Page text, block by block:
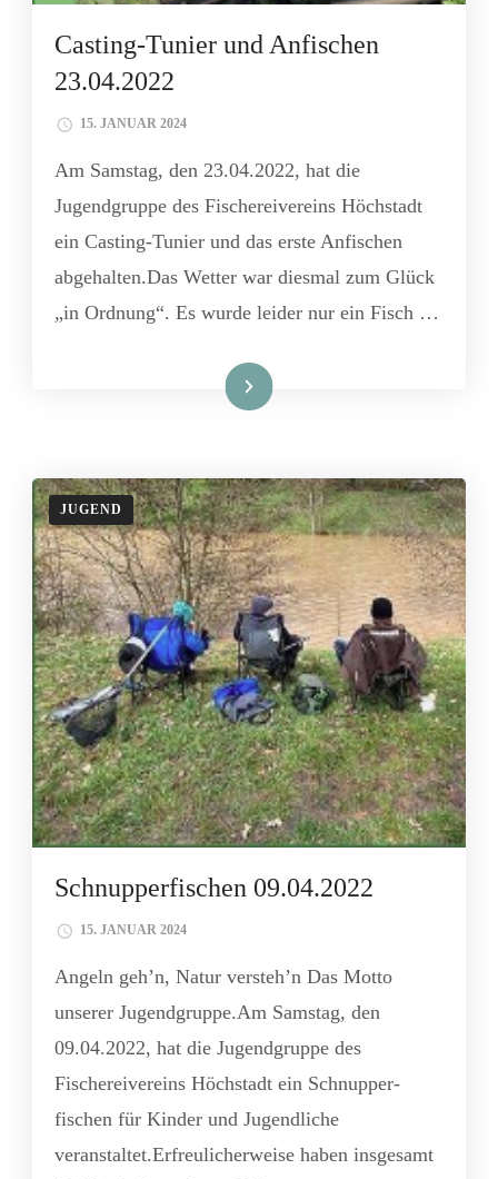
Casting-Tunier und Anfischen
23.04.2022
15. JANUAR 2024
Am Samstag, den 23.04.2022, hat die
Jugendgruppe des Fischereivereins Höchstadt
ein Casting-Tunier und das erste Anfischen
abgehalten.Das Wetter war diesmal zum Glück
„in Ordnung“. Es wurde leider nur ein Fisch …
Weiterlesen
JUGEND
Schnupperfischen 09.04.2022
15. JANUAR 2024
Angeln geh’n, Natur versteh’n Das Motto
unserer Jugendgruppe.Am Samstag, den
09.04.2022, hat die Jugendgruppe des
Fischereivereins Höchstadt ein Schnupper-
fischen für Kinder und Jugendliche
veranstaltet.Erfreulicherweise haben insgesamt